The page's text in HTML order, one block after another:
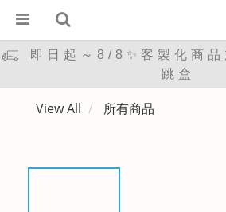
即日起～8/8✨客製化商品
跳盒
View All 所有商品